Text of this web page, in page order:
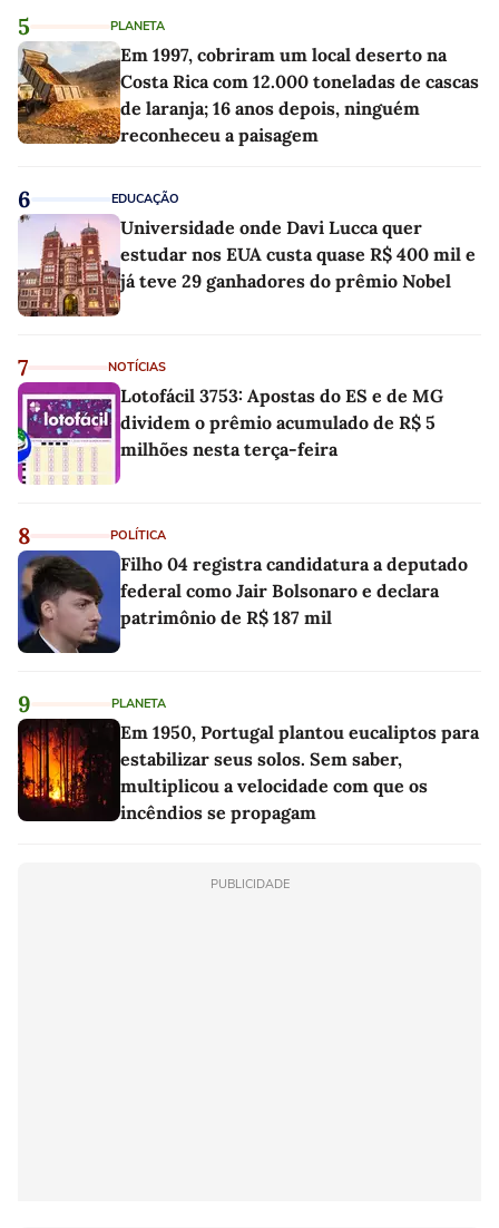
5 PLANETA
Em 1997, cobriram um local deserto na
Costa Rica com 12.000 toneladas de cascas
de laranja; 16 anos depois, ninguém
reconheceu a paisagem
6 EDUCAÇÃO
Universidade onde Davi Lucca quer
estudar nos EUA custa quase R$ 400 mil e
já teve 29 ganhadores do prêmio Nobel
7 NOTÍCIAS
Lotofácil 3753: Apostas do ES e de MG
dividem o prêmio acumulado de R$ 5
milhões nesta terça-feira
8 POLÍTICA
Filho 04 registra candidatura a deputado
federal como Jair Bolsonaro e declara
patrimônio de R$ 187 mil
9 PLANETA
Em 1950, Portugal plantou eucaliptos para
estabilizar seus solos. Sem saber,
multiplicou a velocidade com que os
incêndios se propagam
PUBLICIDADE